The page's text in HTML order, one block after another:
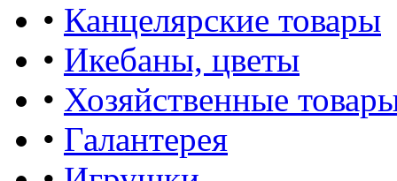
• Канцелярские товары
• Икебаны, цветы
• Хозяйственные
• Галантерея